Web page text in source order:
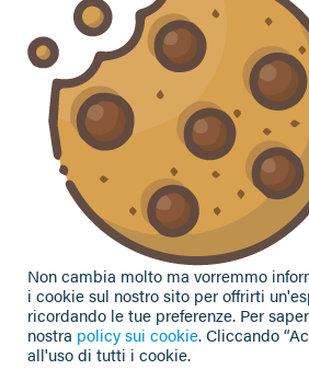
CONTATTACI
Seguici sui social
Privacy Policy|Cookie Policy
Non cambia molto ma vorremmo
i cookie sul nostro sito per offrirti
ricordando le tue preferenze. Per
nostra policy sui cookie. Cliccando
all'uso di tutti i cookie.